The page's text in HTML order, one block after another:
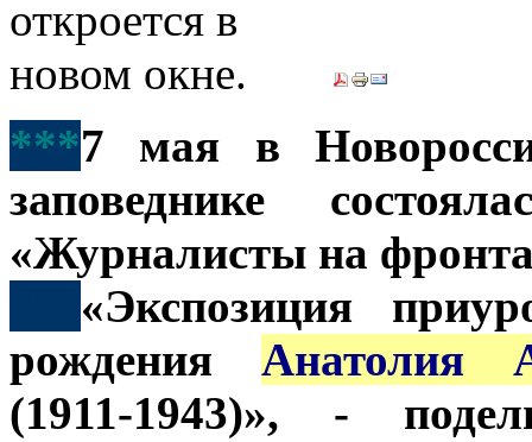
***7 мая в
заповеднике
«Журналисты на
«Экспозиция
рождения Анатолия
(1911-1943)», -